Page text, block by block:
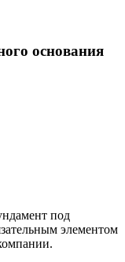
основания
под
элементом